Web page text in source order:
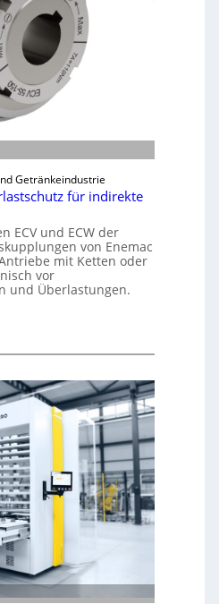
Getränkeindustrie
für indirekte
ECV und ECW der
von Enemac
mit Ketten oder
vor
und Überlastungen.